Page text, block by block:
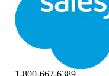
Fechar Fechar
1-800-667-6389